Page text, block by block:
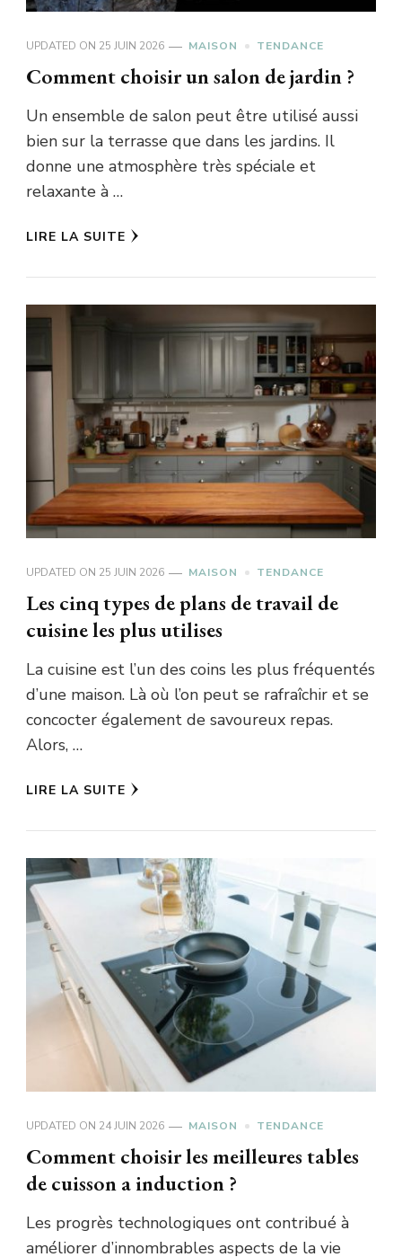
UPDATED ON 25 JUIN 2026 MAISON TENDANCE
Comment choisir un salon de jardin ?
Un ensemble de salon peut être utilisé aussi
bien sur la terrasse que dans les jardins. Il
donne une atmosphère très spéciale et
relaxante à …
LIRE LA SUITE
UPDATED ON 25 JUIN 2026 MAISON TENDANCE
Les cinq types de plans de travail de
cuisine les plus utilises
La cuisine est l’un des coins les plus fréquentés
d’une maison. Là où l’on peut se rafraîchir et se
concocter également de savoureux repas.
Alors, …
LIRE LA SUITE
UPDATED ON 24 JUIN 2026 MAISON TENDANCE
Comment choisir les meilleures tables
de cuisson a induction ?
Les progrès technologiques ont contribué à
améliorer d’innombrables aspects de la vie